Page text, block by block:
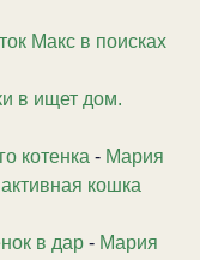
Макс в поисках
в ищет дом.
котенка - Мария
кошка
в дар - Мария